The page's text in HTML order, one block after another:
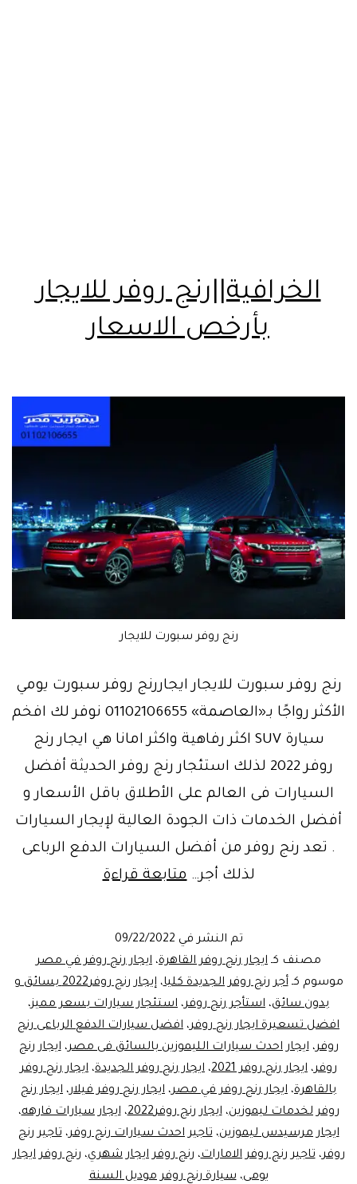
الخرافية||رنج روفر للايجار
بأرخص الاسعار
رنج روفر سبورت للايجار
رنج روفر سبورت للايجار ايجاررنج روفر سبورت يومي
الأكثر رواجًا بـ«العاصمة» 01102106655 نوفر لك افخم
سيارة SUV اكثر رفاهية واكثر امانا هي ايجار رنج
روفر 2022 لذلك استئجار رنج روفر الحديثة أفضل
السيارات فى العالم على الأطلاق باقل الأسعار و
أفضل الخدمات ذات الجودة العالية لإيجار السيارات
. تعد رنج روفر من أفضل السيارات الدفع الرباعى
لذلك أجر…متابعة قراءة
للايجار
بأرخص
الاسعار
تم النشر في 09/22/2022
مصنف كـ ايجار رنج روفر القاهرة، ايجار رنج روفر في مصر
موسوم كـأجر رنج روفر الجديدة كليا،
إيجار رنج روفر2022 بسائق و
بدون سائق، استأجر رنج روفر، استئجار سيارات بسعر مميز،
افضل تسعيرة ايجار رنج روفر، افضل سيارات الدفع الرباعى رنج
روفر،ايجار احدث سيارات الليموزين بالسائق فى مصر،ايجار رنج
روفر، ايجار رنج روفر 2021 ، ايجار رنج روفر الجديدة، ايجار رنج روفر
بالقاهرة، ايجار رنج روفر في مصر، ايجار رنج روفر فيلار، ايجار رنج
روفر لخدمات ليموزين،ايجار رنج روفر2022 ،ايجار سيارات فارهه،
ايجار مرسيدس ليموزين،تاجير احدث سيارات رنج روفر،تاجير رنج
روفر،تاجير رنج روفر الامارات، رنج روفر ايجار شهري، رنج روفر ايجار
يومى،سيارة رنج روفر موديل السنة